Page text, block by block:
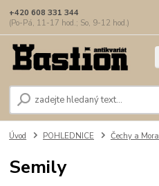
+420 608 331 344
(Po-Pá, 11-17 hod.; So, 9-12 hod.)
Úvod POHLEDNICE Čechy a
Semily